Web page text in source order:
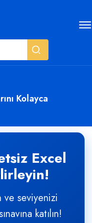
Kolayca
Excel
seviyenizi
katılın!